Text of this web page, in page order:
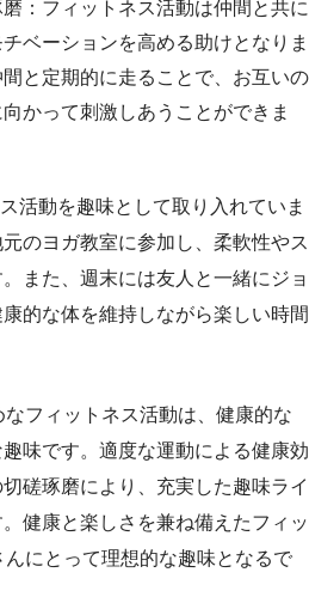
：フィットネス活動は仲間と共に
ベーションを高める助けとなりま
と定期的に走ることで、お互いの
かって刺激しあうことができま
活動を趣味として取り入れていま
のヨガ教室に参加し、柔軟性やス
また、週末には友人と一緒にジョ
的な体を維持しながら楽しい時間
フィットネス活動は、健康的な
味です。適度な運動による健康効
磋琢磨により、充実した趣味ライ
健康と楽しさを兼ね備えたフィッ
んにとって理想的な趣味となるで